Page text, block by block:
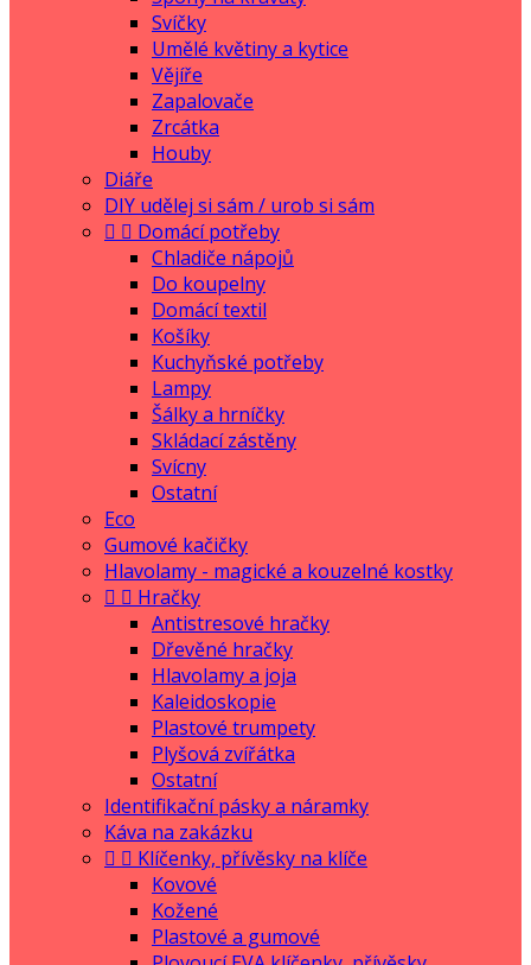
Svíčky
Umělé květiny a kytice
Vějíře
Zapalovače
Zrcátka
Houby
Diáře
DIY udělej si sám / urob si sám
  Domácí potřeby
Chladiče nápojů
Do koupelny
Domácí textil
Košíky
Kuchyňské potřeby
Lampy
Šálky a hrníčky
Skládací zástěny
Svícny
Ostatní
Eco
Gumové kačičky
Hlavolamy - magické a kouzelné kostky
  Hračky
Antistresové hračky
Dřevěné hračky
Hlavolamy a joja
Kaleidoskopie
Plastové trumpety
Plyšová zvířátka
Ostatní
Identifikační pásky a náramky
Káva na zakázku
  Klíčenky, přívěsky na klíče
Kovové
Kožené
Plastové a gumové